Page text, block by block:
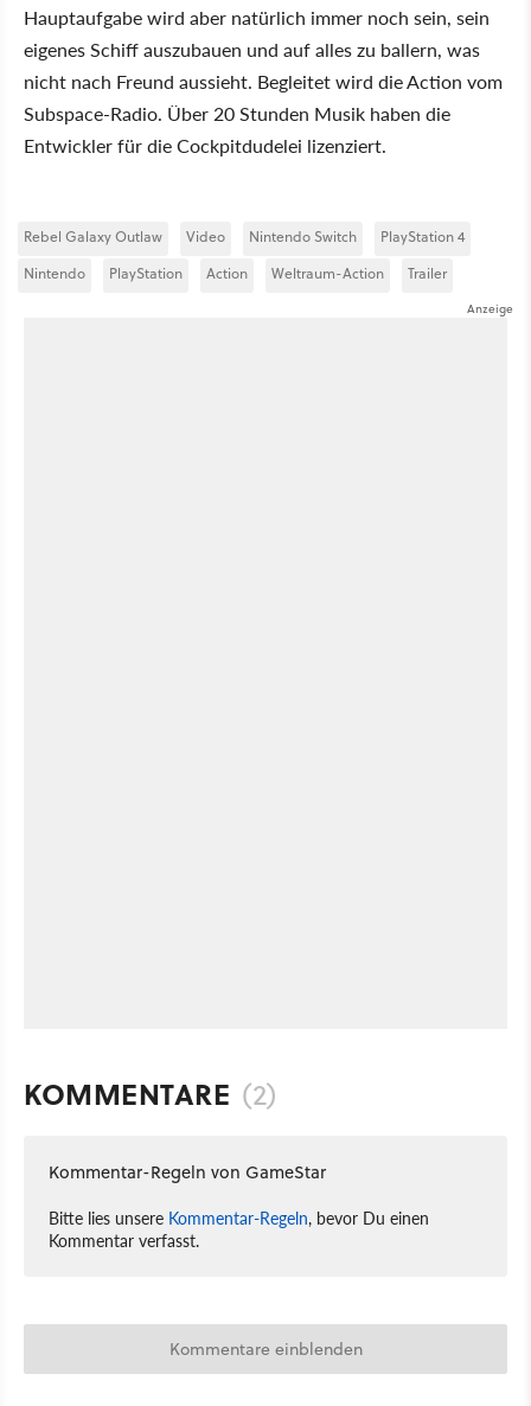
Hauptaufgabe wird aber natürlich immer noch sein, sein
eigenes Schiff auszubauen und auf alles zu ballern, was
nicht nach Freund aussieht. Begleitet wird die Action vom
Subspace-Radio. Über 20 Stunden Musik haben die
Entwickler für die Cockpitdudelei lizenziert.
Rebel Galaxy Outlaw Video Nintendo Switch
PlayStation 4
Nintendo
PlayStation Action Weltraum-Action Trailer
KOMMENTARE (2)
Kommentar-Regeln von GameStar
Bitte lies unsere Kommentar-Regeln, bevor Du einen
Kommentar verfasst.
Kommentare einblenden